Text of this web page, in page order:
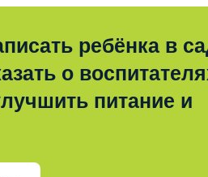
ребёнка в
о
питание и